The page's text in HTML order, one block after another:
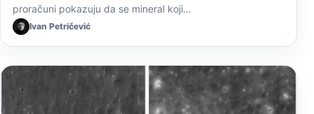
proračuni pokazuju da se mineral koji…
Ivan Petričević